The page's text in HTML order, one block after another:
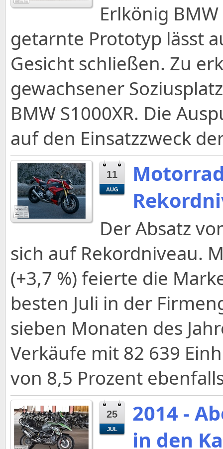
Erlkönig
getarnte Prototyp lässt
Gesicht schließen. Zu
gewachsener
BMW S1000XR. Die
auf den Einsatzzweck
11
AUG
Der Absatz
sich auf Rekordniveau.
(+3,7 %) feierte die
besten Juli in der
sieben Monaten des
Verkäufe mit 82 639
von 8,5 Prozent
25
JUL
2014 -
in den